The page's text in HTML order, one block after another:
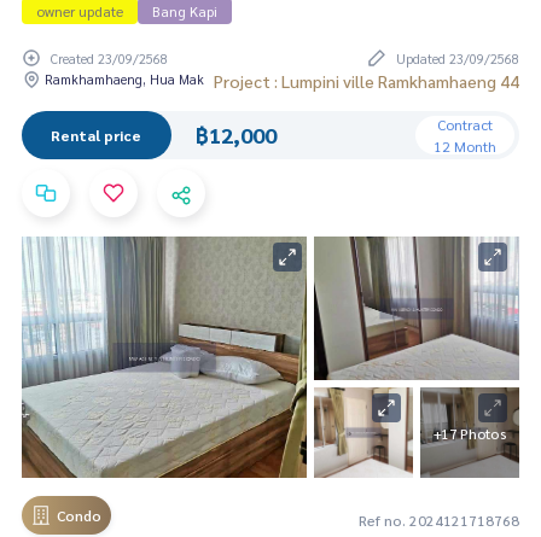
owner update Bang Kapi
Created 23/09/2568
Updated 23/09/2568
Ramkhamhaeng, Hua Mak Project : Lumpini ville Ramkhamhaeng 44
Rental price ฿12,000
Contract
12 Month
+17 Photos
Condo Ref no. 2024121718768